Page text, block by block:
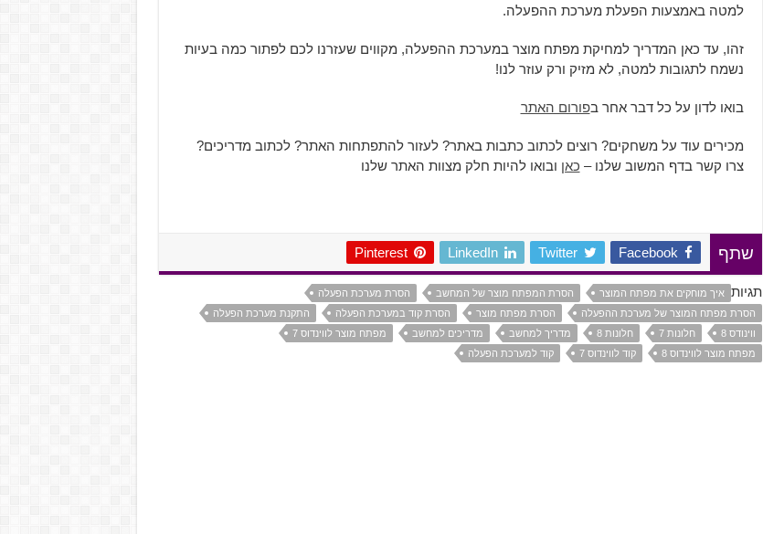
למטה באמצעות הפעלת מערכת ההפעלה.
זהו, עד כאן המדריך למחיקת מפתח מוצר במערכת ההפעלה, מקווים שעזרנו לכם לפתור כמה בעיות
נשמח לתגובות למטה, לא מזיק ורק עוזר לנו!
בואו לדון על כל דבר אחר בפורום האתר
מכירים עוד על משחקים? רוצים לכתוב כתבות באתר? לעזור להתפתחות האתר? לכתוב מדריכים?
צרו קשר בדף המשוב שלנו – כאן ובואו להיות חלק מצוות האתר שלנו
שתף Facebook
Twitter
LinkedIn
Pinterest
תגיות איך מוחקים את מפתח המוצר הסרת המפתח מוצר של המחשב
הסרת מערכת הפעלה
הסרת מפתח המוצר של מערכת ההפעלה
הסרת מפתח מוצר הסרת קוד במערכת הפעלה
התקנת מערכת הפעלה
ווינודס 8
חלונות 7 חלונות 8 מדריך למחשב מדריכים למחשב
מפתח מוצר לווינדוס 7
מפתח מוצר לווינדוס 8
קוד לווינדוס 7 קוד למערכת הפעלה